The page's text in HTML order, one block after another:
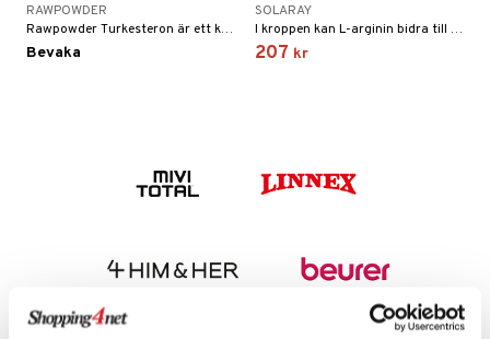
RAWPOWDER
Rawpowder Turkesteron är ett kosttillskott med 50 mg turkesteron per kapsel, utvunnet från Rhaponticum carthamoides.
Bevaka
SOLARAY
I kroppen kan L-arginin bidra till normal tillväxt, utveckling av muskelmassa och muskelstyrka.
207 kr
Fettsyror